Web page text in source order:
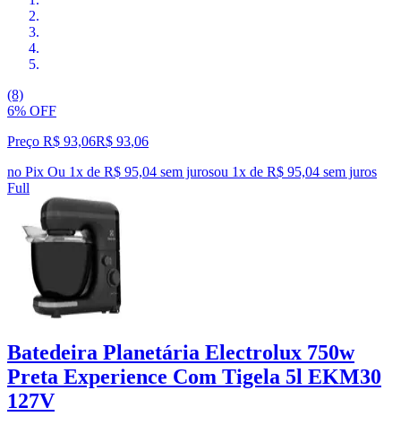
(8)
6% OFF
Preço R$ 93,06R$ 93,06
no Pix Ou 1x de R$ 95,04 sem jurosou 1x de R$ 95,04 sem juros
Full
Batedeira Planetária Electrolux 750w
Preta Experience Com Tigela 5l EKM30
127V